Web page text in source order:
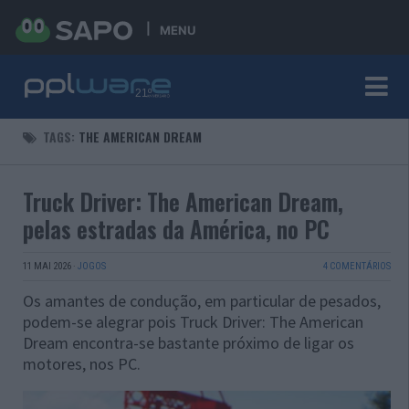
MENU
TAGS: THE AMERICAN DREAM
Truck Driver: The American Dream,
pelas estradas da América, no PC
11 MAI 2026 · JOGOS 4 COMENTÁRIOS
Os amantes de condução, em particular de pesados,
podem-se alegrar pois Truck Driver: The American
Dream encontra-se bastante próximo de ligar os
motores, nos PC.